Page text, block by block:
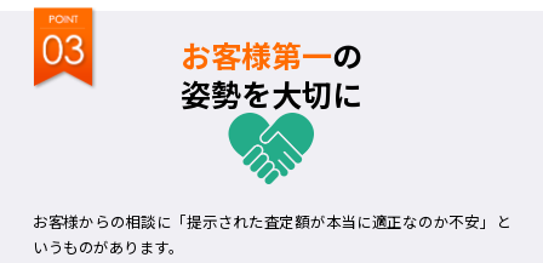
お客様第一の
姿勢を大切に
お客様からの相談に「提示された査定額が本当に適正なのか不安」と
いうものがあります。